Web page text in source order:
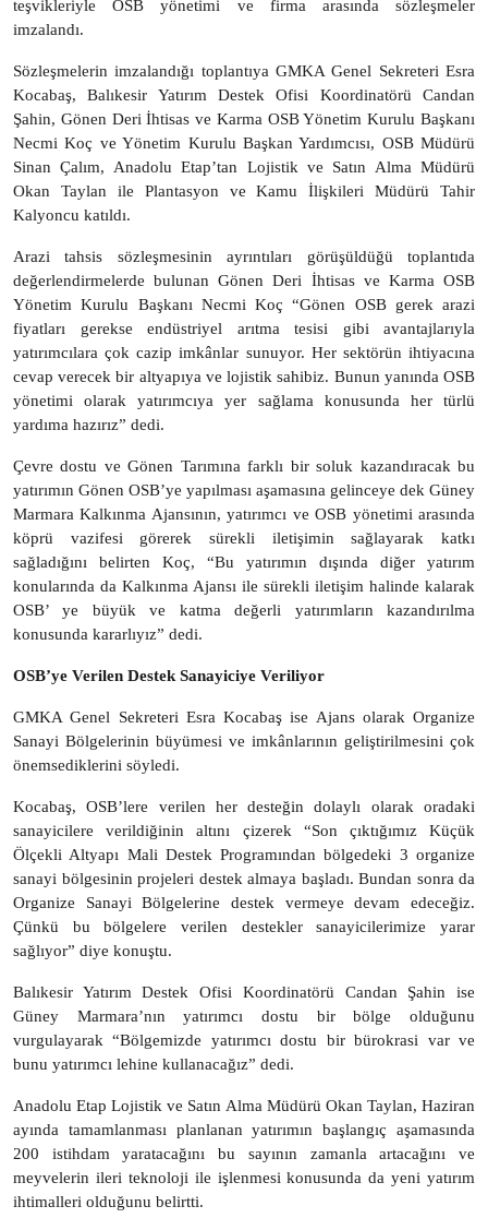
teşvikleriyle OSB yönetimi ve firma arasında sözleşmeler
imzalandı.
Sözleşmelerin imzalandığı toplantıya GMKA Genel Sekreteri Esra
Kocabaş, Balıkesir Yatırım Destek Ofisi Koordinatörü Candan
Şahin, Gönen Deri İhtisas ve Karma OSB Yönetim Kurulu Başkanı
Necmi Koç ve Yönetim Kurulu Başkan Yardımcısı, OSB Müdürü
Sinan Çalım, Anadolu Etap’tan Lojistik ve Satın Alma Müdürü
Okan Taylan ile Plantasyon ve Kamu İlişkileri Müdürü Tahir
Kalyoncu katıldı.
Arazi tahsis sözleşmesinin ayrıntıları görüşüldüğü toplantıda
değerlendirmelerde bulunan Gönen Deri İhtisas ve Karma OSB
Yönetim Kurulu Başkanı Necmi Koç “Gönen OSB gerek arazi
fiyatları gerekse endüstriyel arıtma tesisi gibi avantajlarıyla
yatırımcılara çok cazip imkânlar sunuyor. Her sektörün ihtiyacına
cevap verecek bir altyapıya ve lojistik sahibiz. Bunun yanında OSB
yönetimi olarak yatırımcıya yer sağlama konusunda her türlü
yardıma hazırız” dedi.
Çevre dostu ve Gönen Tarımına farklı bir soluk kazandıracak bu
yatırımın Gönen OSB’ye yapılması aşamasına gelinceye dek Güney
Marmara Kalkınma Ajansının, yatırımcı ve OSB yönetimi arasında
köprü vazifesi görerek sürekli iletişimin sağlayarak katkı
sağladığını belirten Koç, “Bu yatırımın dışında diğer yatırım
konularında da Kalkınma Ajansı ile sürekli iletişim halinde kalarak
OSB’ ye büyük ve katma değerli yatırımların kazandırılma
konusunda kararlıyız” dedi.
OSB’ye Verilen Destek Sanayiciye Veriliyor
GMKA Genel Sekreteri Esra Kocabaş ise Ajans olarak Organize
Sanayi Bölgelerinin büyümesi ve imkânlarının geliştirilmesini çok
önemsediklerini söyledi.
Kocabaş, OSB’lere verilen her desteğin dolaylı olarak oradaki
sanayicilere verildiğinin altını çizerek “Son çıktığımız Küçük
Ölçekli Altyapı Mali Destek Programından bölgedeki 3 organize
sanayi bölgesinin projeleri destek almaya başladı. Bundan sonra da
Organize Sanayi Bölgelerine destek vermeye devam edeceğiz.
Çünkü bu bölgelere verilen destekler sanayicilerimize yarar
sağlıyor” diye konuştu.
Balıkesir Yatırım Destek Ofisi Koordinatörü Candan Şahin ise
Güney Marmara’nın yatırımcı dostu bir bölge olduğunu
vurgulayarak “Bölgemizde yatırımcı dostu bir bürokrasi var ve
bunu yatırımcı lehine kullanacağız” dedi.
Anadolu Etap Lojistik ve Satın Alma Müdürü Okan Taylan, Haziran
ayında tamamlanması planlanan yatırımın başlangıç aşamasında
200 istihdam yaratacağını bu sayının zamanla artacağını ve
meyvelerin ileri teknoloji ile işlenmesi konusunda da yeni yatırım
ihtimalleri olduğunu belirtti.